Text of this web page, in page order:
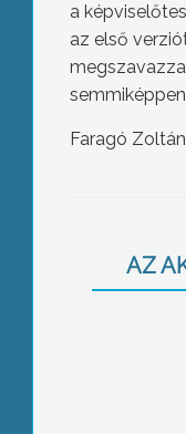
a
az első
Faragó Zoltán
AZ